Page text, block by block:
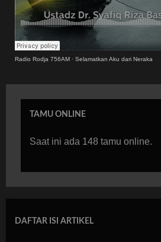
Radio Rodja 756AM · Selamatkan Aku dari Neraka
TAMU ONLINE
Saat ini ada 148 tamu online.
DAFTAR ISI ARTIKEL